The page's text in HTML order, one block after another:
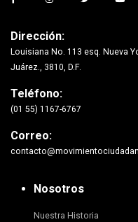
Dirección:
Louisiana No. 113 esq. Nueva
Juárez., 3810, D.F.
Teléfono:
(01 55) 1167-6767
Correo:
Nosotros
Nuestra Historia